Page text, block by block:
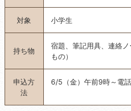
対象 小学生
持ち物
宿題、筆記用具、連絡
もの）
申込方
法
6/5（金）午前9時～電